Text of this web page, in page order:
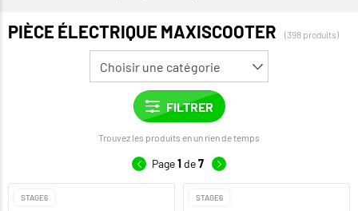
PIÈCE ÉLECTRIQUE MAXISCOOTER (398 produits)
Trouvez les produits en un rien de temps
Page1 de7
STAGE6 STAGE6